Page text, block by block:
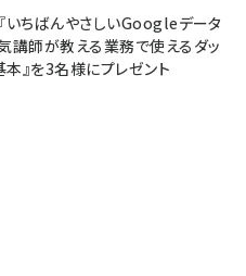
いちばんやさしいGoogleデータ
講師が教える業務で使えるダッ
本』を3名様にプレゼント